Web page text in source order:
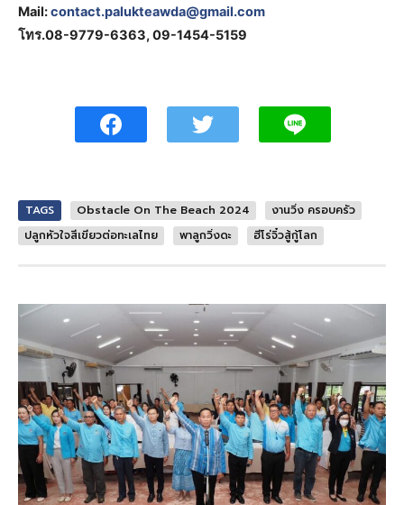
Mail:contact.palukteawda@gmail.com
โทร.08-9779-6363, 09-1454-5159
TAGS Obstacle On The Beach 2024
งานวิ่ง ครอบครัว
ปลูกหัวใจสีเขียวต่อทะเลไทย
พาลูกวิ่งดะ ฮีโร่จิ๋วสู้กู้โลก